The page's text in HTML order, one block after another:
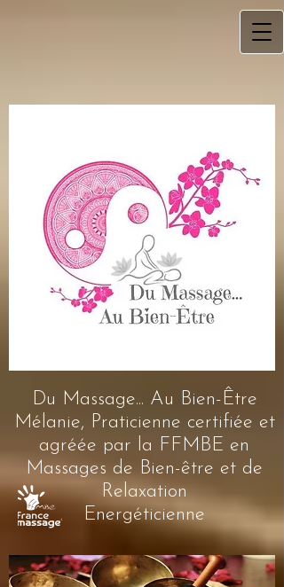
Du Massage... Au Bien-Être
Mélanie, Praticienne certifiée et
agréée par la FFMBE en
Massages de Bien-être et de
Relaxation
Energéticienne